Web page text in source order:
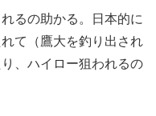
るの助かる。日本的に
て（鷹大を釣り出され
、ハイロー狙われるの